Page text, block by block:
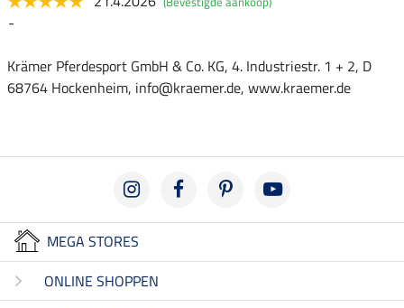
-
Krämer Pferdesport GmbH & Co. KG, 4. Industriestr. 1 + 2, D
68764 Hockenheim, info@kraemer.de, www.kraemer.de
MEGA STORES
ONLINE SHOPPEN